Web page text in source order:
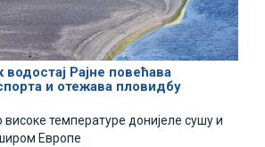
Рајне повећава
и отежава пловидбу
високе температуре донијеле сушу и
Европе